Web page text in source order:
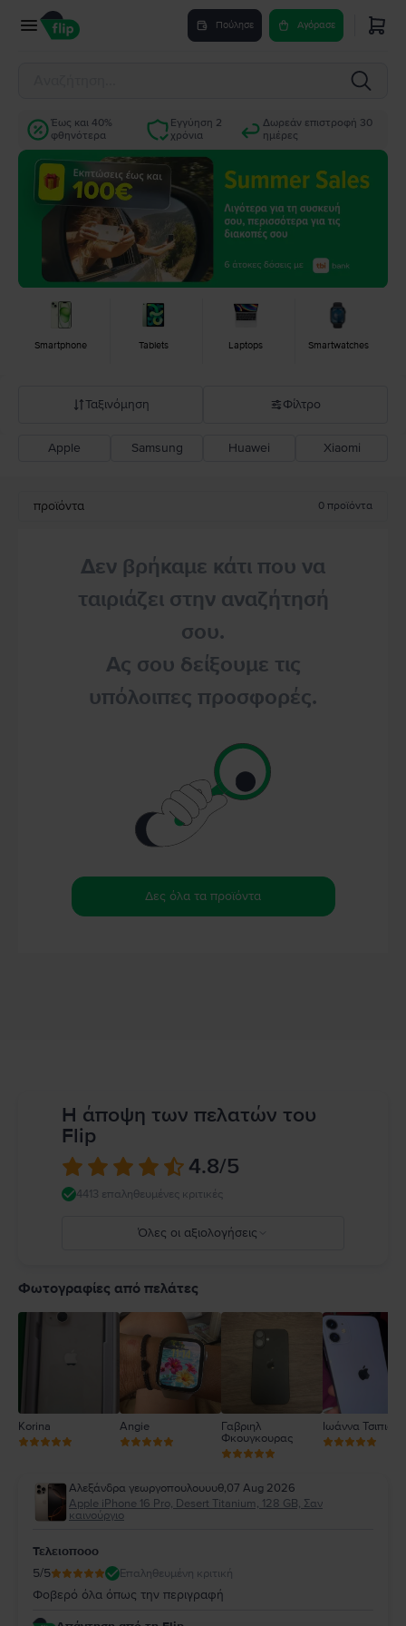
Πούλησε Αγόρασε
Έως και 40%
φθηνότερα
Εγγύηση 2
χρόνια
Δωρεάν επιστροφή 30
ημέρες
Smartphone Tablets Laptops Smartwatches
Ταξινόμηση
Σύσταση Flip
Φίλτρο
Apple Samsung Huawei Xiaomi
προϊόντα 0 προϊόντα
Δεν βρήκαμε κάτι που να
ταιριάζει στην αναζήτησή
σου.
Ας σου δείξουμε τις
υπόλοιπες προσφορές.
Δες όλα τα προϊόντα
Η άποψη των πελατών του
Flip
4.8/5
4413 επαληθευμένες κριτικές
Όλες οι αξιολογήσεις
4
2
1
Φωτογραφίες από πελάτες
Korina Angie
Γαβριηλ
Φκουγκουρας
Ιωάννα
Αλεξάνδρα γεωργοπουλουυυθ,07 Aug 2026
Apple iPhone 16 Pro, Desert Titanium, 128 GB, Σαν
καινούργιο
Τελειοποοο
5/5 Επαληθευμένη κριτική
Φοβερό όλα όπως την περιγραφή